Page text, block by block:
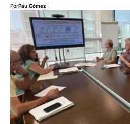
PorPau Gómez